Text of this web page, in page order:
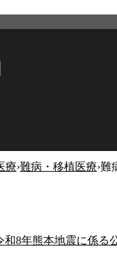
療›難病・移植医療›難
和8年熊本地震に係る